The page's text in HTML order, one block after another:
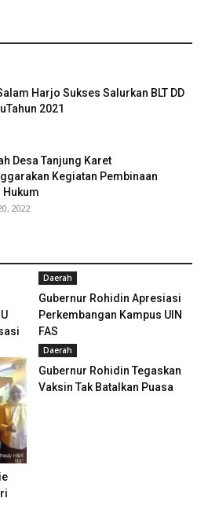
RPJMdes
Harjo Sukses Salurkan BLT DD
2021
Desa Tanjung Karet
Kegiatan Pembinaan
Hukum
2022
Daerah
Gubernur Rohidin Apresiasi
Perkembangan Kampus UIN
FAS
Daerah
Gubernur Rohidin Tegaskan
Vaksin Tak Batalkan Puasa